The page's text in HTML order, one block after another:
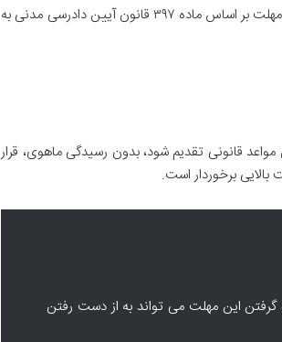
برای فردی که قصد فرجام خواهی دارد، رعایت مهلت قانونی بسیار حیاتی است. این مهلت بر اساس ماده ۳۹۷ قانون آیین دادرسی مدنی به
قانونی تقدیم شود، بدون رسیدگی ماهوی، قرار
برخوردار است.
گرفتن این مهلت می تواند به از دست رفتن